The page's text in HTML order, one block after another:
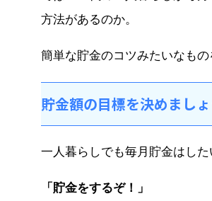
方法があるのか。
簡単な貯金のコツみたいなも
貯金額の目標を決めまし
一人暮らしでも毎月貯金はし
「貯金をするぞ！」